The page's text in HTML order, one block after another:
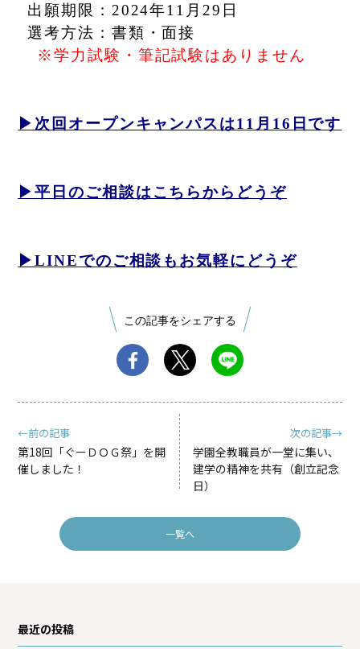
出願期限：2024年11月29日
_選考方法：書類・面接
※学力試験・筆記試験はありません
▶︎次回オープンキャンパスは11月16日です
▶︎平日のご相談はこちらからどうぞ
▶︎LINEでのご相談もお気軽にどうぞ
この記事をシェアする
←前の記事
第18回「ぐーＤＯＧ祭」を開
催しました！
次の記事→
学園全教職員が一堂に集い、
建学の精神を共有（創立記念
日）
一覧へ
最近の投稿